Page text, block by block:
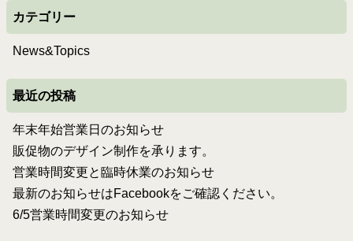
カテゴリー
News&Topics
最近の投稿
年末年始営業日のお知らせ
販促物のデザイン制作を承ります。
営業時間変更と臨時休業のお知らせ
最新のお知らせはFacebookをご確認ください。
6/5営業時間変更のお知らせ